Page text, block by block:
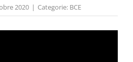
2020 | Categorie: BCE